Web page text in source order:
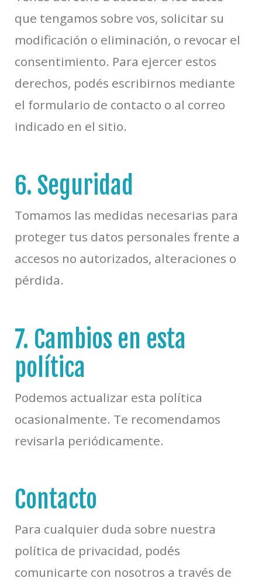
que tengamos sobre vos, solicitar su
modificación o eliminación, o revocar el
consentimiento. Para ejercer estos
derechos, podés escribirnos mediante
el formulario de contacto o al correo
indicado en el sitio.
6. Seguridad
Tomamos las medidas necesarias para
proteger tus datos personales frente a
accesos no autorizados, alteraciones o
pérdida.
7. Cambios en esta
política
Podemos actualizar esta política
ocasionalmente. Te recomendamos
revisarla periódicamente.
Contacto
Para cualquier duda sobre nuestra
política de privacidad, podés
comunicarte con nosotros a través de